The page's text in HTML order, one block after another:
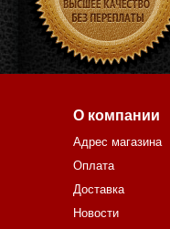
О компании
Адрес магазина
Оплата
Доставка
Новости